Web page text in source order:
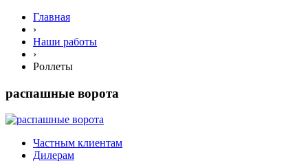
Главная
›
Наши работы
›
Роллеты
распашные ворота
Частным клиентам
Дилерам